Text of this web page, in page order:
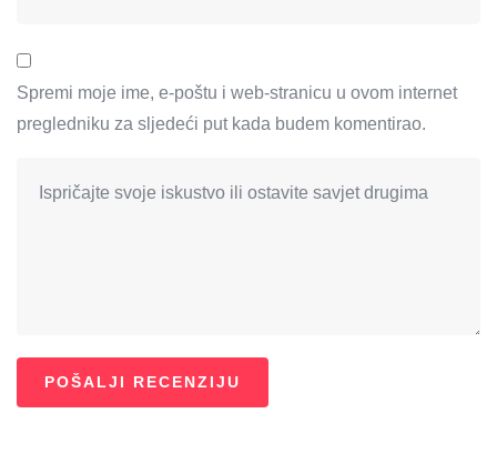
Spremi moje ime, e-poštu i web-stranicu u ovom internet
pregledniku za sljedeći put kada budem komentirao.